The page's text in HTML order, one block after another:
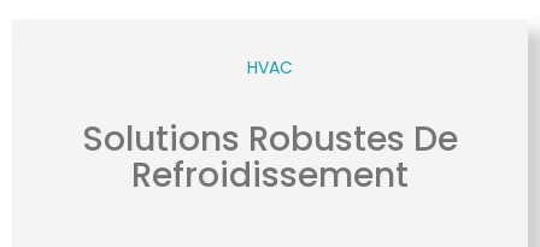
HVAC
Solutions Robustes De
Refroidissement